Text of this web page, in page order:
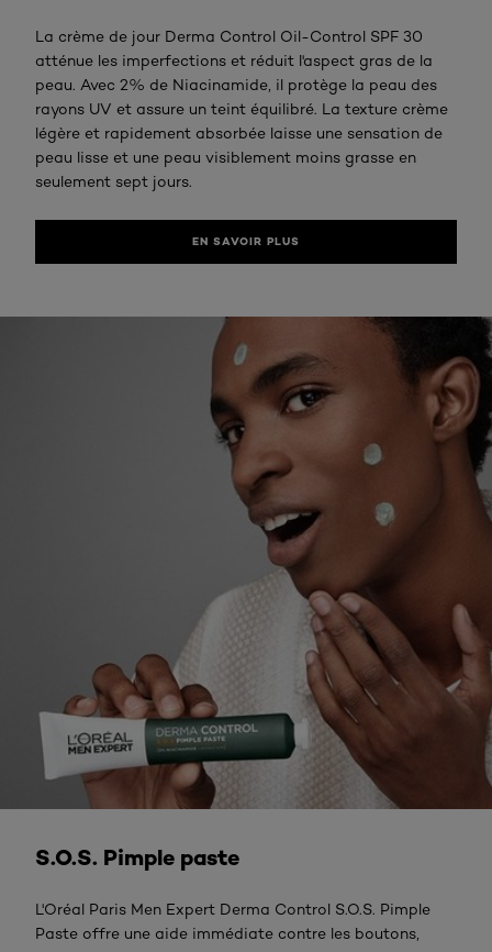
La crème de jour Derma Control Oil-Control SPF 30
atténue les imperfections et réduit l'aspect gras de la
peau. Avec 2% de Niacinamide, il protège la peau des
rayons UV et assure un teint équilibré. La texture crème
légère et rapidement absorbée laisse une sensation de
peau lisse et une peau visiblement moins grasse en
seulement sept jours.
EN SAVOIR PLUS
S.O.S. Pimple paste
L'Oréal Paris Men Expert Derma Control S.O.S. Pimple
Paste offre une aide immédiate contre les boutons,